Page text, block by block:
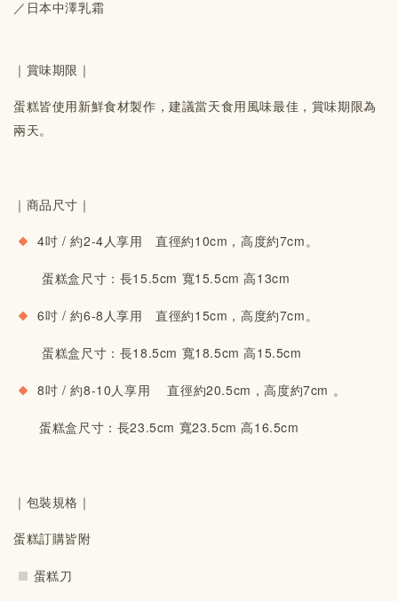
／日本中澤乳霜
｜賞味期限｜
蛋糕皆使用新鮮食材製作，建議當天食用風味最佳，賞味期限為
兩天。
｜商品尺寸｜
4吋 / 約2-4人享用　直徑約10cm，高度約7cm。
蛋糕盒尺寸：長15.5cm 寬15.5cm 高13cm
6吋 / 約6-8人享用 直徑約15cm，高度約7cm。
蛋糕盒尺寸：長18.5cm 寬18.5cm 高15.5cm
8吋 / 約8-10人享用 直徑約20.5cm，高度約7cm 。
蛋糕盒尺寸：長23.5cm 寬23.5cm 高16.5cm
｜包裝規格｜
蛋糕訂購皆附
蛋糕刀